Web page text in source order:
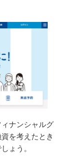
ナンシャルグ
を考えたとき
ょう。